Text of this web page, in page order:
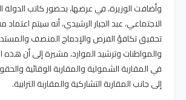
وأضافت الوزيرة، في عرضها، بحضور كاتب الدولة
الاجتماعي، عبد الجبار الرشيدي، أنه سيتم
تحقيق تكافؤ الفرص والإدماج المنصف
والمواطنات وترشيد الموارد، مشيرة إلى أن هذه
في المقاربة الشمولية والمقاربة الوقائية
إلى جانب المقاربة التشاركية والمقاربة الترابية.